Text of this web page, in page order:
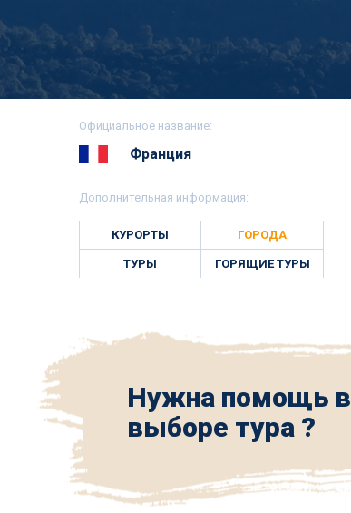
Официальное название:
Франция
Дополнительная информация:
КУРОРТЫ ГОРОДА
ТУРЫ ГОРЯЩИЕ ТУРЫ
Нужна помощь в
выборе тура ?